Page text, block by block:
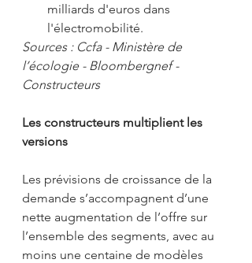
milliards d'euros dans
l'électromobilité.
Sources : Ccfa - Ministère de
l’écologie - Bloombergnef -
Constructeurs
Les constructeurs multiplient les
versions
Les prévisions de croissance de la
demande s’accompagnent d’une
nette augmentation de l’offre sur
l’ensemble des segments, avec au
moins une centaine de modèles